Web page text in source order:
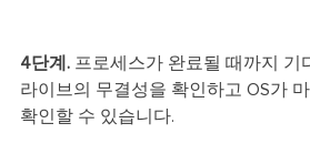
4단계.프로세스가 완료될 때까지 기
라이브의 무결성을 확인하고 OS가
확인할 수 있습니다.